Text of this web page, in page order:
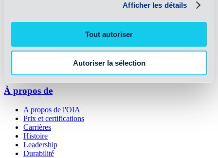
Afficher les détails
Tout autoriser
Autoriser la sélection
Linkedin
X
À propos de
A propos de l'OIA
Prix et certifications
Carrières
Histoire
Leadership
Durabilité